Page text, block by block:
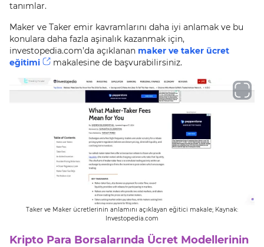
tanımlar.
Maker ve Taker emir kavramlarını daha iyi anlamak ve bu
konulara daha fazla aşinalık kazanmak için,
investopedia.com’da açıklanan maker ve taker ücret
eğitimi
makalesine de başvurabilirsiniz.
Taker ve Maker ücretlerinin anlamını açıklayan eğitici makale; Kaynak:
Investopedia.com
Kripto Para Borsalarında Ücret Modellerinin